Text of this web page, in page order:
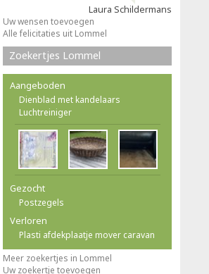
Laura Schildermans
Uw wensen toevoegen
Alle felicitaties uit Lommel
Zoekertjes Lommel
Aangeboden
Dienblad met kandelaars
Luchtreiniger
Gezocht
Postzegels
Verloren
Plasti afdekplaatje mover caravan
Meer zoekertjes in Lommel
Uw zoekertje toevoegen